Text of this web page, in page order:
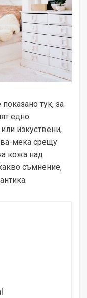
тук, за
едно
изкуствени,
мека срещу
кожа над
съмнение,